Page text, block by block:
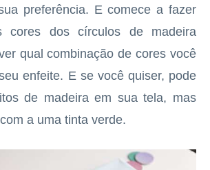
preferência. E comece a fazer
cores dos círculos de madeira
qual combinação de cores você
enfeite. E se você quiser, pode
de madeira em sua tela, mas
a uma tinta verde.